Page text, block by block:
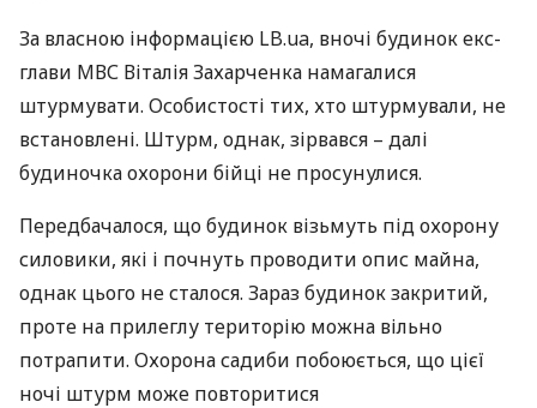
За власною інформацією LB.ua, вночі будинок екс-
глави МВС Віталія Захарченка намагалися
штурмувати. Особистості тих, хто штурмували, не
встановлені. Штурм, однак, зірвався – далі
будиночка охорони бійці не просунулися.
Передбачалося, що будинок візьмуть під охорону
силовики, які і почнуть проводити опис майна,
однак цього не сталося. Зараз будинок закритий,
проте на прилеглу територію можна вільно
потрапити. Охорона садиби побоюється, що цієї
ночі штурм може повторитися